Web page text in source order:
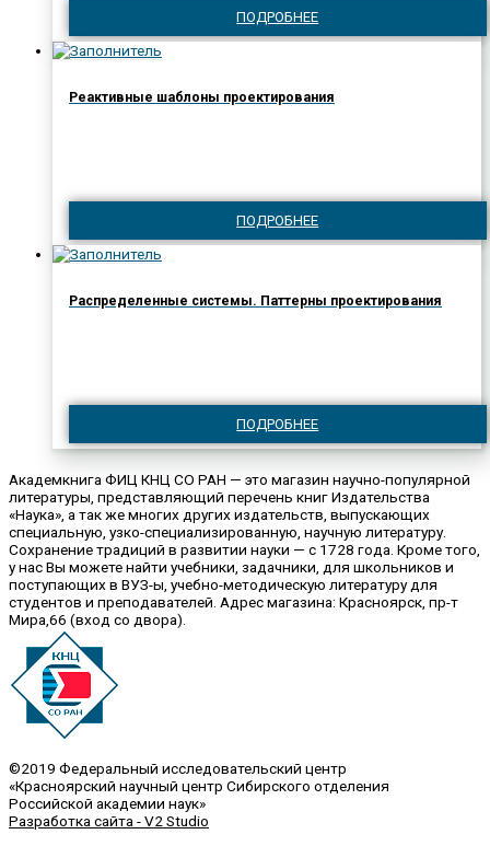
ПОДРОБНЕЕ
Реактивные шаблоны проектирования
ПОДРОБНЕЕ
Распределенные системы. Паттерны проектирования
ПОДРОБНЕЕ
Академкнига ФИЦ КНЦ СО РАН — это магазин научно-популярной
литературы, представляющий перечень книг Издательства
«Наука», а так же многих других издательств, выпускающих
специальную, узко-специализированную, научную литературу.
Сохранение традиций в развитии науки — с 1728 года. Кроме того,
у нас Вы можете найти учебники, задачники, для школьников и
поступающих в ВУЗ-ы, учебно-методическую литературу для
студентов и преподавателей. Адрес магазина: Красноярск, пр-т
Мира,66 (вход со двора).
©2019 Федеральный исследовательский центр
«Красноярский научный центр Сибирского отделения
Российской академии наук»
Разработка сайта - V2 Studio